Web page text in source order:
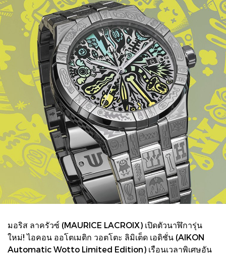
มอริส ลาครัวซ์ (MAURICE LACROIX) เปิดตัวนาฬิการุ่น
ใหม่! ไอคอน ออโตเมติก วอตโตะ ลิมิเต็ด เอดิชั่น (AIKON
Automatic Wotto Limited Edition) เรือนเวลาพิเศษอัน